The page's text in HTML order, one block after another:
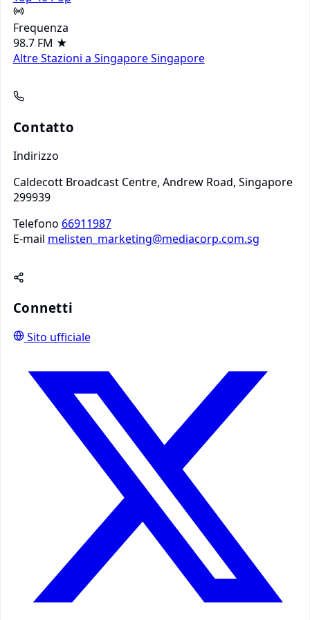
Frequenza
98.7 FM ★
Altre Stazioni a SingaporeSingapore
Contatto
Indirizzo
Caldecott Broadcast Centre, Andrew Road, Singapore
299939
Telefono 66911987
E-mail melisten_marketing@mediacorp.com.sg
Connetti
Sito ufficiale